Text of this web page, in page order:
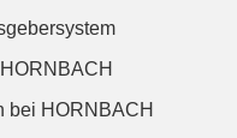
bei HORNBACH